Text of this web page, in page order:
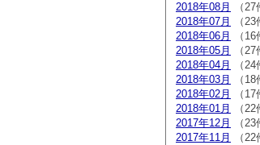
2018年08月
（27
2018年07月
（23
2018年06月
（16
2018年05月
（27
2018年04月
（24
2018年03月
（18
2018年02月
（17
2018年01月
（22
2017年12月
（23
2017年11月
（22